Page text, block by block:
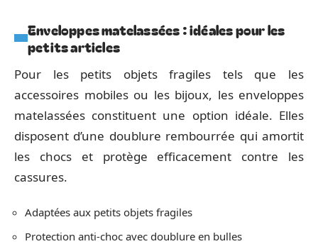
Enveloppes matelassées : idéales pour les
petits articles
Pour les petits objets fragiles tels que les
accessoires mobiles ou les bijoux, les enveloppes
matelassées constituent une option idéale. Elles
disposent d’une doublure rembourrée qui amortit
les chocs et protège efficacement contre les
cassures.
Adaptées aux petits objets fragiles
Protection anti-choc avec doublure en bulles